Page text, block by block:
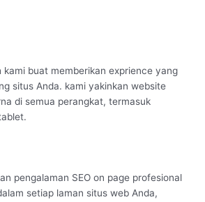
kami buat memberikan exprience yang
situs Anda. kami yakinkan website
di semua perangkat, termasuk
pengalaman SEO on page profesional
setiap laman situs web Anda,